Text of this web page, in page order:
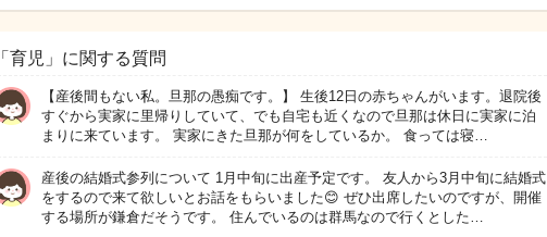
「育児」に関する質問
【産後間もない私。旦那の愚痴です。】 生後12日の赤ちゃんがいます。退院後
すぐから実家に里帰りしていて、でも自宅も近くなので旦那は休日に実家に泊
まりに来ています。 実家にきた旦那が何をしているか。 食っては寝…
産後の結婚式参列について 1月中旬に出産予定です。 友人から3月中旬に結婚式
をするので来て欲しいとお話をもらいました😊 ぜひ出席したいのですが、開催
する場所が鎌倉だそうです。 住んでいるのは群馬なので行くとした…